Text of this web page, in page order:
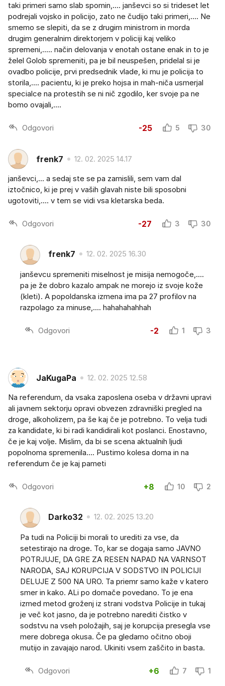
taki primeri samo slab spomin,.... janševci so si trideset let
podrejali vojsko in policijo, zato ne čudijo taki primeri,.... Ne
smemo se slepiti, da se z drugim ministrom in morda
drugim generalnim direktorjem v policiji kaj veliko
spremeni,..... način delovanja v enotah ostane enak in to je
želel Golob spremeniti, pa je bil neuspešen, pridelal si je
ovadbo policije, prvi predsednik vlade, ki mu je policija to
storila,.... pacientu, ki je preko hojsa in mah-niča usmerjal
specialce na protestih se ni nič zgodilo, ker svoje pa ne
bomo ovajali,....
Odgovori -25 5 30
frenk7 12. 02. 2025 14.17
janševci,... a sedaj ste se pa zamislili, sem vam dal
iztočnico, ki je prej v vaših glavah niste bili sposobni
ugotoviti,.... v tem se vidi vsa kletarska beda.
Odgovori -27 3 30
frenk7 12. 02. 2025 16.30
janševcu spremeniti miselnost je misija nemogoče,....
pa je že dobro kazalo ampak ne morejo iz svoje kože
(kleti). A popoldanska izmena ima pa 27 profilov na
razpolago za minuse,.... hahahahahhah
Odgovori -2 1 3
JaKugaPa 12. 02. 2025 12.58
Na referendum, da vsaka zaposlena oseba v državni upravi
ali javnem sektorju opravi obvezen zdravniški pregled na
droge, alkoholizem, pa še kaj če je potrebno. To velja tudi
za kandidate, ki bi radi kandidirali kot poslanci. Enostavno,
če je kaj volje. Mislim, da bi se scena aktualnih ljudi
popolnoma spremenila.... Pustimo kolesa doma in na
referendum če je kaj pameti
Odgovori +8 10 2
Darko32 12. 02. 2025 13.20
Pa tudi na Policiji bi morali to urediti za vse, da
setestirajo na droge. To, kar se dogaja samo JAVNO
POTRJUJE, DA GRE ZA RESEN NAPAD NA VARNSOT
NARODA, SAJ KORUPCIJA V SODSTVO IN POLICIJI
DELUJE Z 500 NA URO. Ta priemr samo kaže v katero
smer in kako. ALi po domače povedano. To je ena
izmed metod groženj iz strani vodstva Policije in tukaj
je več kot jasno, da je potrebno narediti čistko v
sodstvu na vseh položajih, saj je korupcija presegla vse
mere dobrega okusa. Če pa gledamo očitno oboji
mutijo in zavajajo narod. Ukiniti vsem zaščito in basta.
Odgovori +6 7 1